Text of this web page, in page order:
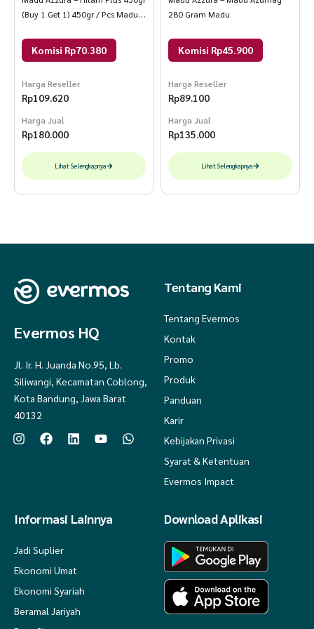
(Buy 1 Get 1) 450gr / Pcs Madu
Komisi Rp70.380
Harga Reseller
Rp109.620
Harga Jual
Rp180.000
Lihat Selengkapnya
280 Gram Madu
Komisi Rp45.900
Harga Reseller
Rp89.100
Harga Jual
Rp135.000
Lihat Selengkapnya
Evermos HQ
Jl. Ir. H. Juanda No.95, Lb.
Siliwangi, Kecamatan Coblong,
Kota Bandung, Jawa Barat
40132
Tentang Kami
Tentang Evermos
Kontak
Promo
Produk
Panduan
Karir
Kebijakan Privasi
Syarat & Ketentuan
Evermos Impact
Informasi Lainnya
Jadi Suplier
Ekonomi Umat
Ekonomi Syariah
Beramal Jariyah
Download Aplikasi